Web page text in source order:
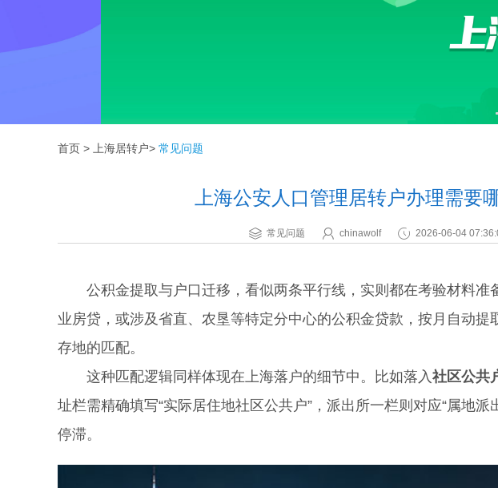
首页 > 上海居转户> 常见问题
上海公安人口管理居转户办理需要
常见问题 chinawolf 2026-06-04
公积金提取与户口迁移，看似两条平行线，实则都在考验材料准
业房贷，或涉及省直、农垦等特定分中心的公积金贷款，按月自动
存地的匹配。
这种匹配逻辑同样体现在上海落户的细节中。比如落入社区公共
址栏需精确填写“实际居住地社区公共户”，派出所一栏则对应“属地
停滞。